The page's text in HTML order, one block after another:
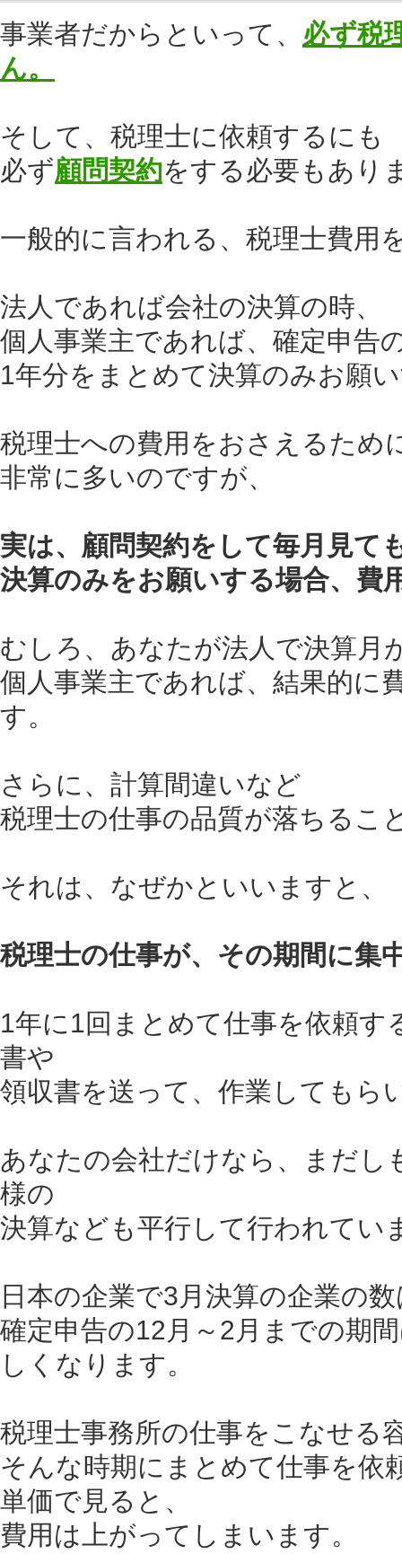
事業者だからといって、 必ず税
ん。
そして、税理士に依頼するにも
必ず顧問契約をする必要もあり
一般的に言われる、税理士費用
法人であれば会社の決算の時、
個人事業主であれば、確定申告
1年分をまとめて決算のみお願
税理士への費用をおさえるため
非常に多いのですが、
実は、顧問契約をして毎月見て
決算のみをお願いする場合、費
むしろ、あなたが法人で決算月
個人事業主であれば、結果的に
す。
さらに、計算間違いなど
税理士の仕事の品質が落ちるこ
それは、なぜかといいますと、
税理士の仕事が、その期間に集
1年に1回まとめて仕事を依頼
書や
領収書を送って、作業してもら
あなたの会社だけなら、まだし
様の
決算なども平行して行われてい
日本の企業で3月決算の企業の
確定申告の12月～2月までの期
しくなります。
税理士事務所の仕事をこなせる
そんな時期にまとめて仕事を依
単価で見ると、
費用は上がってしまいます。